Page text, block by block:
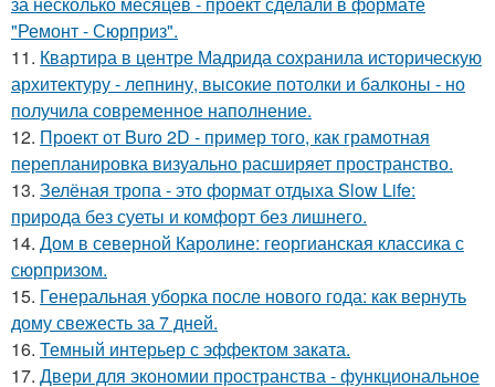
"Ремонт - Сюрприз".
11. Квартира в центре Мадрида сохранила историческую
архитектуру - лепнину, высокие потолки и балконы - но
получила современное наполнение.
12. Проект от Buro 2D - пример того, как грамотная
перепланировка визуально расширяет пространство.
13. Зелёная тропа - это формат отдыха Slow Life:
природа без суеты и комфорт без лишнего.
14. Дом в северной Каролине: георгианская классика с
сюрпризом.
15. Генеральная уборка после нового года: как вернуть
дому свежесть за 7 дней.
16. Темный интерьер с эффектом заката.
17. Двери для экономии пространства - функциональное